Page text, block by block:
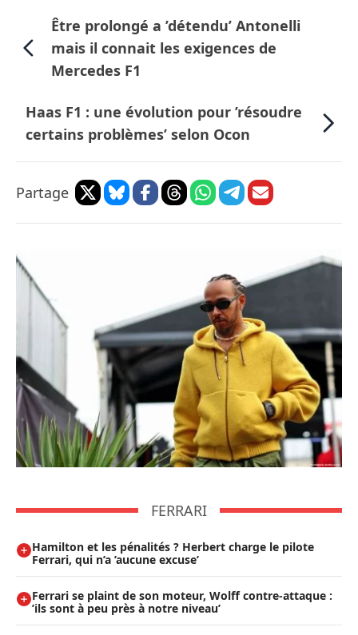
Être prolongé a ’détendu’ Antonelli
mais il connait les exigences de
Mercedes F1
Haas F1 : une évolution pour ’résoudre
certains problèmes’ selon Ocon
Partage
FERRARI
Hamilton et les pénalités ? Herbert charge le pilote
Ferrari, qui n’a ’aucune excuse’
Ferrari se plaint de son moteur, Wolff contre-attaque :
’ils sont à peu près à notre niveau’